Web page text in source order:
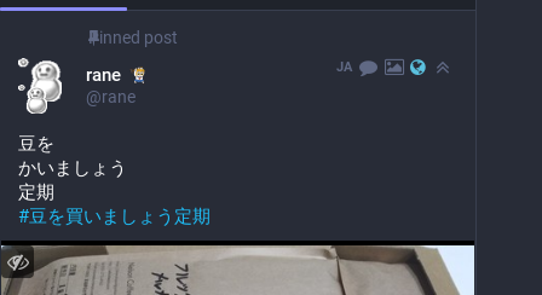
Pinned post
rane
@rane
JA
豆を
かいましょう
定期
#豆を買いましょう定期